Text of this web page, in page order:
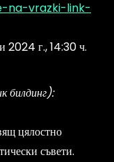
na-vrazki-link-
2024 г., 14:30 ч.
билдинг):
цялостно
съвети.